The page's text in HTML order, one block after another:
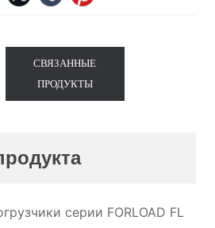
СВЯЗАННЫЕ
ПРОДУКТЫ
серии FORLOAD FL